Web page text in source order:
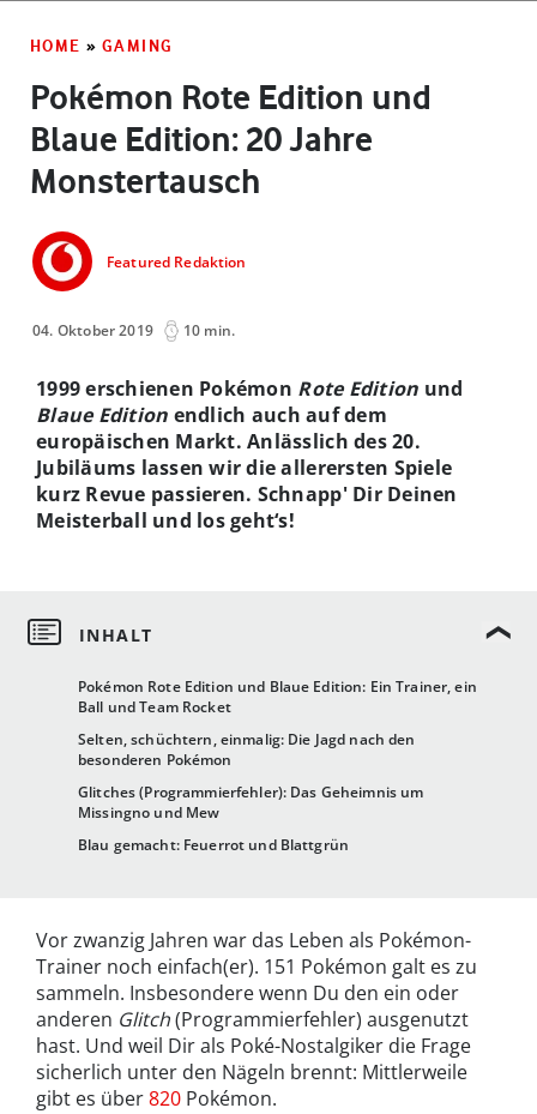
HOME » GAMING
Pokémon Rote Edition und
Blaue Edition: 20 Jahre
Monstertausch
Featured Redaktion
04. Oktober 2019 10 min.
Pokémon Rote Edition und Blaue Edition: Ein Trainer, ein
Ball und Team Rocket
Selten, schüchtern, einmalig: Die Jagd nach den
besonderen Pokémon
Glitches (Programmierfehler): Das Geheimnis um
Missingno und Mew
Blau gemacht: Feuerrot und Blattgrün
1999 erschienen Pokémon Rote Edition und
Blaue Edition endlich auch auf dem
europäischen Markt. Anlässlich des 20.
Jubiläums lassen wir die allerersten Spiele
kurz Revue passieren. Schnapp' Dir Deinen
Meisterball und los geht‘s!
Vor zwanzig Jahren war das Leben als Pokémon-
Trainer noch einfach(er). 151 Pokémon galt es zu
sammeln. Insbesondere wenn Du den ein oder
anderen Glitch(Programmierfehler) ausgenutzt
hast. Und weil Dir als Poké-Nostalgiker die Frage
sicherlich unter den Nägeln brennt: Mittlerweile
gibt es über820 Pokémon.